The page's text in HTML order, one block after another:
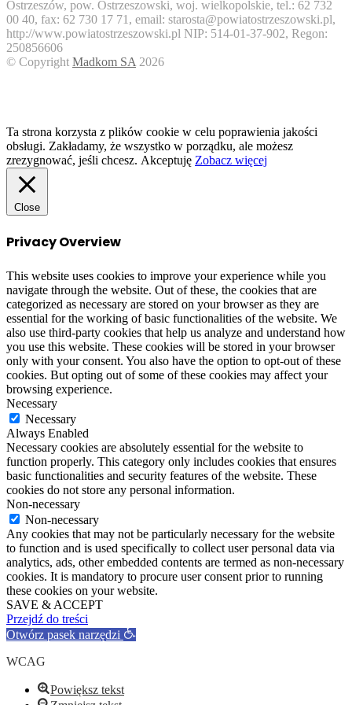
Ostrzeszów, pow. Ostrzeszowski, woj. wielkopolskie, tel.: 62 732
00 40, fax: 62 730 17 71, email: starosta@powiatostrzeszowski.pl,
http://www.powiatostrzeszowski.pl NIP: 514-01-37-902, Regon:
250856606
© Copyright Madkom SA 2026
Ta strona korzysta z plików cookie w celu poprawienia jakości
obsługi. Zakładamy, że wszystko w porządku, ale możesz
zrezygnować, jeśli chcesz. Akceptuję Zobacz więcej
Close
Privacy Overview
This website uses cookies to improve your experience while you
navigate through the website. Out of these, the cookies that are
categorized as necessary are stored on your browser as they are
essential for the working of basic functionalities of the website. We
also use third-party cookies that help us analyze and understand how
you use this website. These cookies will be stored in your browser
only with your consent. You also have the option to opt-out of these
cookies. But opting out of some of these cookies may affect your
browsing experience.
Necessary
Necessary
Always Enabled
Necessary cookies are absolutely essential for the website to
function properly. This category only includes cookies that ensures
basic functionalities and security features of the website. These
cookies do not store any personal information.
Non-necessary
Non-necessary
Any cookies that may not be particularly necessary for the website
to function and is used specifically to collect user personal data via
analytics, ads, other embedded contents are termed as non-necessary
cookies. It is mandatory to procure user consent prior to running
these cookies on your website.
SAVE & ACCEPT
Przejdź do treści
Otwórz pasek narzędzi
WCAG
Powiększ tekst